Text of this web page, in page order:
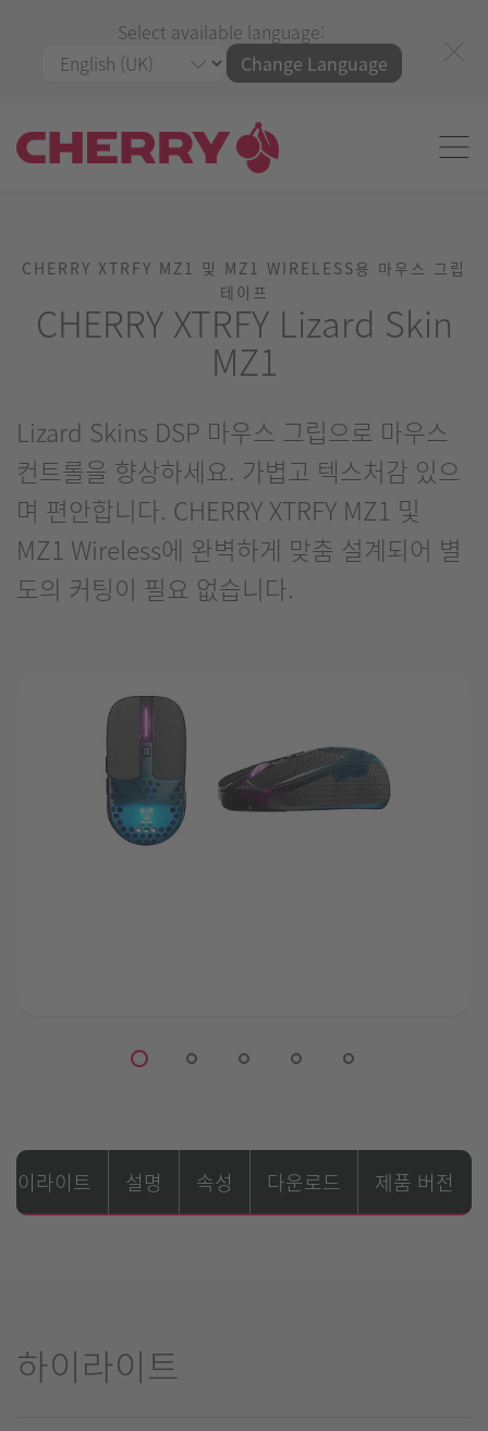
Select available language:
Change Language
CHERRY XTRFY MZ1 및 MZ1 WIRELESS용 마우스 그립
테이프
CHERRY XTRFY Lizard Skin
MZ1
Lizard Skins DSP 마우스 그립으로 마우스
컨트롤을 향상하세요. 가볍고 텍스처감 있으
며 편안합니다. CHERRY XTRFY MZ1 및
MZ1 Wireless에 완벽하게 맞춤 설계되어 별
도의 커팅이 필요 없습니다.
하이라이트 설명 속성 다운로드 제품 버전
하이라이트